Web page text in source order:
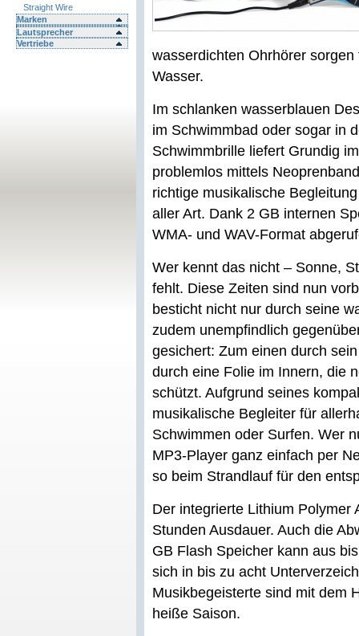
Straight Wire
Marken
Lautsprecher
Vertriebe
wasserdichten Ohrhörer
Wasser.
Im schlanken wasserblauen
im Schwimmbad oder sogar in
Schwimmbrille liefert Grundig
problemlos mittels
richtige musikalische
aller Art. Dank 2 GB internen
WMA- und WAV-Format
Wer kennt das nicht – Sonne,
fehlt. Diese Zeiten sind nun
besticht nicht nur durch seine
zudem unempfindlich
gesichert: Zum einen durch
durch eine Folie im Innern, die
schützt. Aufgrund seines
musikalische Begleiter für
Schwimmen oder Surfen. Wer
MP3-Player ganz einfach per
so beim Strandlauf für den
Der integrierte Lithium Polymer
Stunden Ausdauer. Auch die
GB Flash Speicher kann aus
sich in bis zu acht
Musikbegeisterte sind mit dem
heiße Saison.